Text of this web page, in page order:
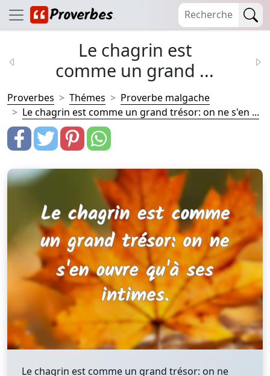
Le chagrin est
comme un grand ...
Proverbes Thémes
Proverbe malgache
Le chagrin est comme un grand trésor: on ne s'en ...
Le chagrin est comme un grand trésor: on ne